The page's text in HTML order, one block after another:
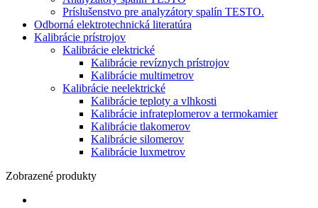
Príslušenstvo pre analyzátory spalín TESTO.
Odborná elektrotechnická literatúra
Kalibrácie prístrojov
Kalibrácie elektrické
Kalibrácie revíznych prístrojov
Kalibrácie multimetrov
Kalibrácie neelektrické
Kalibrácie teploty a vlhkosti
Kalibrácie infrateplomerov a termokamier
Kalibrácie tlakomerov
Kalibrácie silomerov
Kalibrácie luxmetrov
Zobrazené produkty